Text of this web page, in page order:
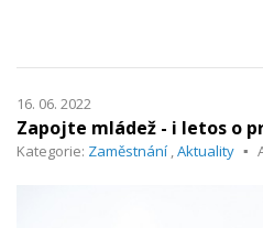
16. 06. 2022
Zapojte mládež - i letos o
Kategorie: Zaměstnání ,Aktuality